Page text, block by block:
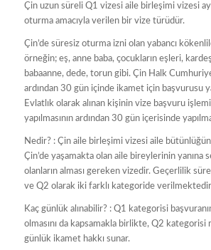
Çin uzun süreli Q1 vizesi aile birleşimi vizesi
oturma amacıyla verilen bir vize türüdür.
Çin’de süresiz oturma izni olan yabancı
örneğin; eş, anne baba, çocukların eşleri,
babaanne, dede, torun gibi. Çin Halk
ardından 30 gün içinde ikamet için başvurusu
Evlatlık olarak alınan kişinin vize başvuru
yapılmasının ardından 30 gün içerisinde
Nedir? : Çin aile birleşimi vizesi aile
Çin’de yaşamakta olan aile bireylerinin yanına
olanların alması gereken vizedir. Geçerlilik
ve Q2 olarak iki farklı kategoride
Kaç günlük alınabilir? : Q1 kategorisi
olmasını da kapsamakla birlikte, Q2
günlük ikamet hakkı sunar.